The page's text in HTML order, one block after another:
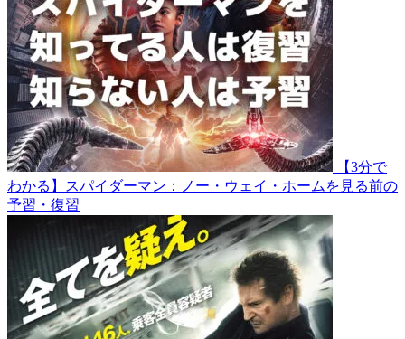
【3分で
わかる】スパイダーマン：ノー・ウェイ・ホームを見る前の
予習・復習